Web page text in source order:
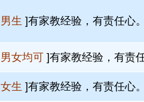
男生 ]有家教经验，有责任心
男女均可 ]有家教经验，有责
女生 ]有家教经验，有责任心